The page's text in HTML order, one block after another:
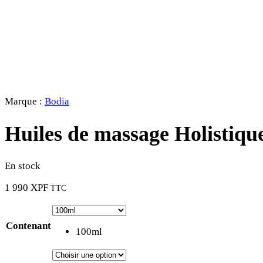
Marque : Bodia
Huiles de massage
En stock
1 990 XPF TTC
Contenant
100ml